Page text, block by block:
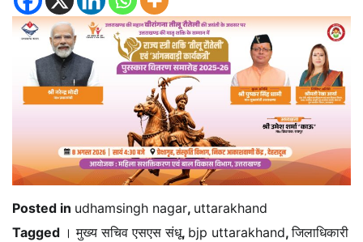
Posted in udhamsingh nagar, uttarakhand
Tagged । मुख्य सचिव एसएस संधू, bjp uttarakhand,जिलाधिकारी